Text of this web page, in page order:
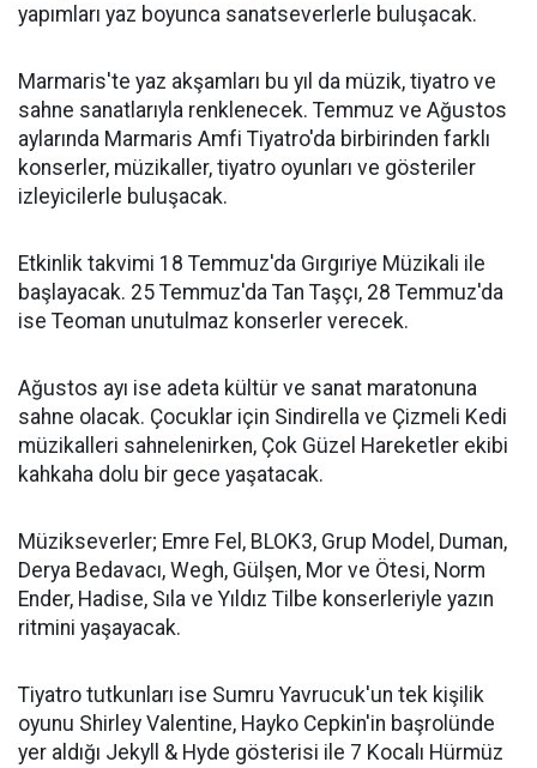
yapımları yaz boyunca sanatseverlerle buluşacak.
Marmaris'te yaz akşamları bu yıl da müzik, tiyatro ve
sahne sanatlarıyla renklenecek. Temmuz ve Ağustos
aylarında Marmaris Amfi Tiyatro'da birbirinden farklı
konserler, müzikaller, tiyatro oyunları ve gösteriler
izleyicilerle buluşacak.
Etkinlik takvimi 18 Temmuz'da Gırgıriye Müzikali ile
başlayacak. 25 Temmuz'da Tan Taşçı, 28 Temmuz'da
ise Teoman unutulmaz konserler verecek.
Ağustos ayı ise adeta kültür ve sanat maratonuna
sahne olacak. Çocuklar için Sindirella ve Çizmeli Kedi
müzikalleri sahnelenirken, Çok Güzel Hareketler ekibi
kahkaha dolu bir gece yaşatacak.
Müzikseverler; Emre Fel, BLOK3, Grup Model, Duman,
Derya Bedavacı, Wegh, Gülşen, Mor ve Ötesi, Norm
Ender, Hadise, Sıla ve Yıldız Tilbe konserleriyle yazın
ritmini yaşayacak.
Tiyatro tutkunları ise Sumru Yavrucuk'un tek kişilik
oyunu Shirley Valentine, Hayko Cepkin'in başrolünde
yer aldığı Jekyll & Hyde gösterisi ile 7 Kocalı Hürmüz